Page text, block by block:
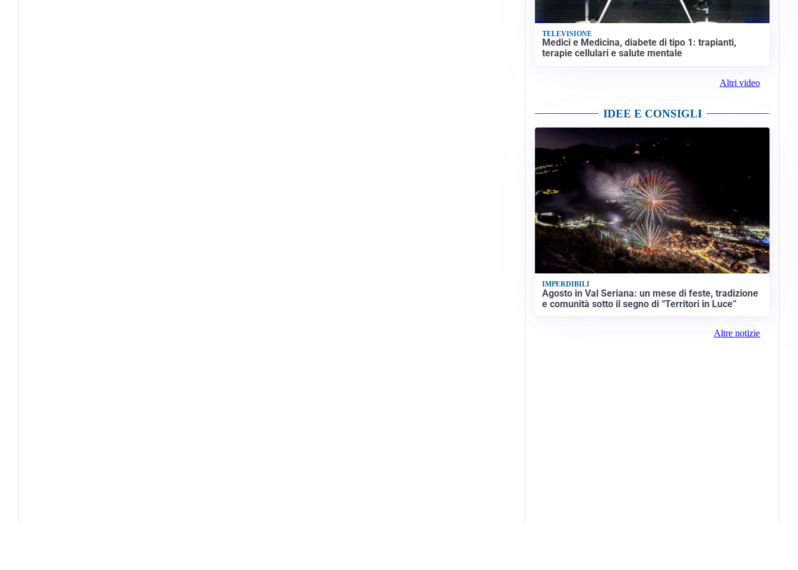
TELEVISIONE
Medici e Medicina, diabete di tipo 1: trapianti,
terapie cellulari e salute mentale
Altri video
IDEE E CONSIGLI
IMPERDIBILI
Agosto in Val Seriana: un mese di feste, tradizione
e comunità sotto il segno di “Territori in Luce”
Altre notizie